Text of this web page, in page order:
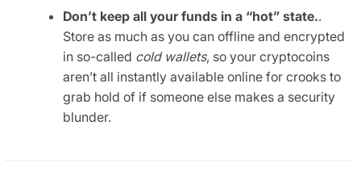
Don’t keep all your funds in a “hot” state..
Store as much as you can offline and encrypted
in so-called cold wallets, so your cryptocoins
aren’t all instantly available online for crooks to
grab hold of if someone else makes a security
blunder.